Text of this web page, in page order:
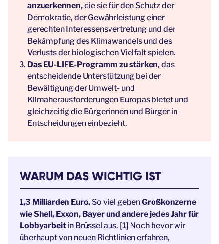
anzuerkennen,die sie für den Schutz der
Demokratie, der Gewährleistung einer
gerechten Interessensvertretung und der
Bekämpfung des Klimawandels und des
Verlusts der biologischen Vielfalt spielen.
Das EU-LIFE-Programm zu stärken, das
entscheidende Unterstützung bei der
Bewältigung der Umwelt- und
Klimaherausforderungen Europas bietet und
gleichzeitig die Bürgerinnen und Bürger in
Entscheidungen einbezieht.
WARUM DAS WICHTIG IST
1,3 Milliarden Euro. So viel gebenGroßkonzerne
wie Shell, Exxon, Bayer und andere jedes Jahr für
Lobbyarbeit in Brüssel aus. [1] Noch bevor wir
überhaupt von neuen Richtlinien erfahren,